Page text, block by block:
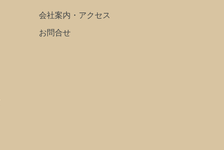
会社案内・アクセス
お問合せ